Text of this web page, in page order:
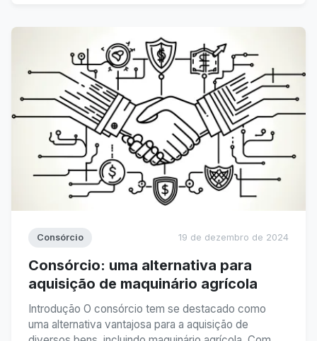
qualidade. Neste texto, vamos ...
Consórcio 19 de dezembro de 2024
Consórcio: uma alternativa para
aquisição de maquinário agrícola
Introdução O consórcio tem se destacado como
uma alternativa vantajosa para a aquisição de